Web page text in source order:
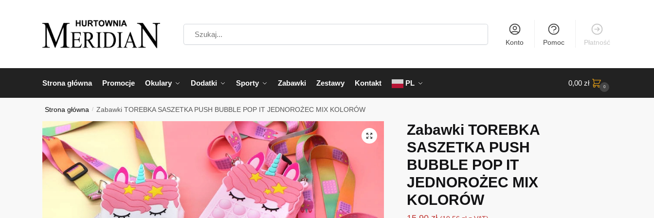
Konto Pomoc Płatność
Strona główna Promocje Okulary Dodatki Sporty Zabawki Zestawy Kontakt PL 0,00 zł 0
Strona główna / Zabawki TOREBKA SASZETKA PUSH BUBBLE POP IT JEDNOROŻEC MIX KOLORÓW
Zabawki TOREBKA
SASZETKA PUSH
BUBBLE POP IT
JEDNOROŻEC MIX
KOLORÓW